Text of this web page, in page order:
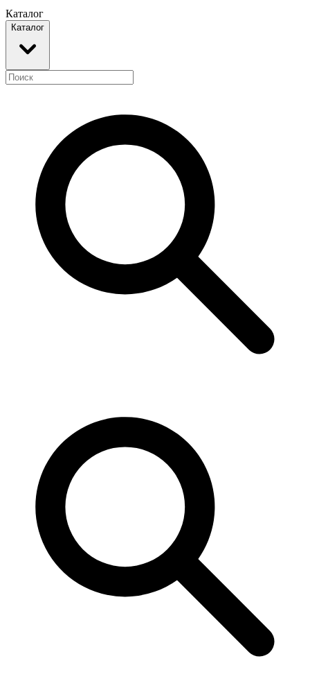
Каталог
Каталог